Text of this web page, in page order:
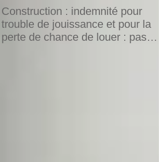
Construction : indemnité pour
trouble de jouissance et pour la
perte de chance de louer : pas